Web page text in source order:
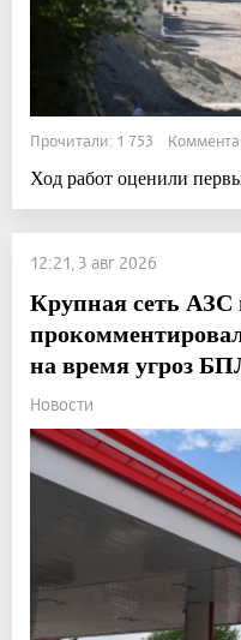
Прочитали: 1 753
Ход работ оценили
12:21, 3 авг 2026
Крупная сеть АЗС
на время угроз
Новости